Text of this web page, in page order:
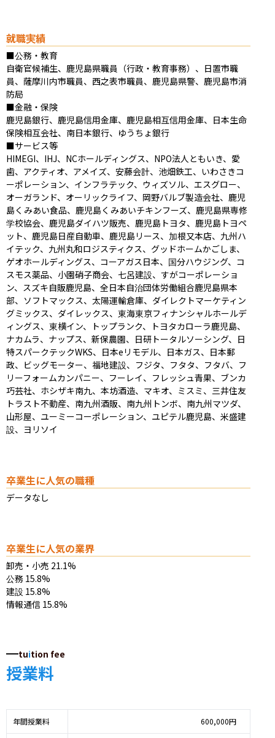
就職実績
■公務・教育
自衛官候補生、鹿児島県職員（行政・教育事務）、日置市職
員、薩摩川内市職員、西之表市職員、鹿児島県警、鹿児島市消
防局
■金融・保険
鹿児島銀行、鹿児島信用金庫、鹿児島相互信用金庫、日本生命
保険相互会社、南日本銀行、ゆうちょ銀行
■サービス等
HIMEGI、IHJ、NCホールディングス、NPO法人ともいき、愛
歯、アクティオ、アメイズ、安藤会計、池畑鉄工、いわさきコ
ーポレーション、インフラテック、ウィズソル、エスグロー、
オーガランド、オーリックライフ、岡野バルブ製造会社、鹿児
島くみあい食品、鹿児島くみあいチキンフーズ、鹿児島県専修
学校協会、鹿児島ダイハツ販売、鹿児島トヨタ、鹿児島トヨペ
ット、鹿児島日産自動車、鹿児島リース、加根又本店、九州ハ
イテック、九州丸和ロジスティクス、グッドホームかごしま、
ゲオホールディングス、コーアガス日本、国分ハウジング、コ
スモス薬品、小園硝子商会、七呂建設、すがコーポレーショ
ン、スズキ自販鹿児島、全日本自治団体労働組合鹿児島県本
部、ソフトマックス、太陽運輸倉庫、ダイレクトマーケティン
グミックス、ダイレックス、東海東京フィナンシャルホールデ
ィングス、東横イン、トップランク、トヨタカローラ鹿児島、
ナカムラ、ナップス、新保農園、日研トータルソーシング、日
特スパークテックWKS、日本eリモデル、日本ガス、日本郵
政、ビッグモーター、福地建設、フジタ、フタタ、フタバ、フ
リーフォームカンパニー、フーレイ、フレッシュ青果、ブンカ
巧芸社、ホシザキ南九、本坊酒造、マキオ、ミスミ、三井住友
トラスト不動産、南九州酒販、南九州トンボ、南九州マツダ、
山形屋、ユーミーコーポレーション、ユピテル鹿児島、米盛建
設、ヨリソイ
卒業生に人気の職種
データなし
卒業生に人気の業界
卸売・小売 21.1%
公務 15.8%
建設 15.8%
情報通信 15.8%
tuition fee
授業料
年間授業料 600,000円